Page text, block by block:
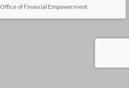
Office of Financial Empowerment